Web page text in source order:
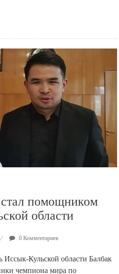
помощником
области
0 Комментариев
Кульской области Балбак
чемпиона мира по